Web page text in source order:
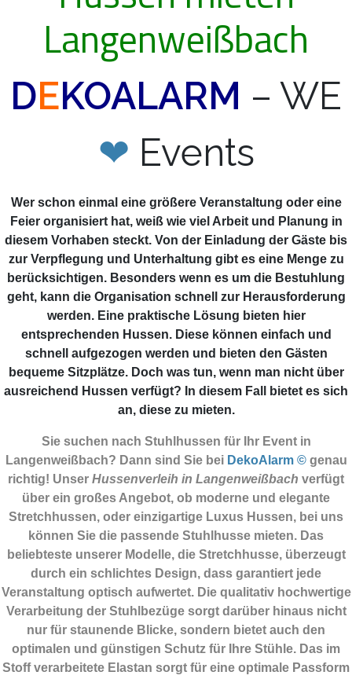
Langenweißbach
DEKOALARM – WE
❤ Events
Wer schon einmal eine größere Veranstaltung oder eine
Feier organisiert hat, weiß wie viel Arbeit und Planung in
diesem Vorhaben steckt. Von der Einladung der Gäste bis
zur Verpflegung und Unterhaltung gibt es eine Menge zu
berücksichtigen. Besonders wenn es um die Bestuhlung
geht, kann die Organisation schnell zur Herausforderung
werden. Eine praktische Lösung bieten hier
entsprechenden Hussen. Diese können einfach und
schnell aufgezogen werden und bieten den Gästen
bequeme Sitzplätze. Doch was tun, wenn man nicht über
ausreichend Hussen verfügt? In diesem Fall bietet es sich
an, diese zu mieten.
Sie suchen nach Stuhlhussen für Ihr Event in
Langenweißbach? Dann sind Sie bei DekoAlarm © genau
richtig! Unser Hussenverleih in Langenweißbach verfügt
über ein großes Angebot, ob moderne und elegante
Stretchhussen, oder einzigartige Luxus Hussen, bei uns
können Sie die passende Stuhlhusse mieten. Das
beliebteste unserer Modelle, die Stretchhusse, überzeugt
durch ein schlichtes Design, dass garantiert jede
Veranstaltung optisch aufwertet. Die qualitativ hochwertige
Verarbeitung der Stuhlbezüge sorgt darüber hinaus nicht
nur für staunende Blicke, sondern bietet auch den
optimalen und günstigen Schutz für Ihre Stühle. Das im
Stoff verarbeitete Elastan sorgt für eine optimale Passform